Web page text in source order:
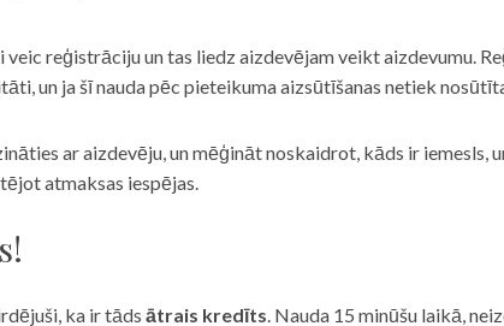
reģistrāciju un tas liedz aizdevējam veikt aizdevumu.
un ja šī nauda pēc pieteikuma aizsūtīšanas netiek
ar aizdevēju, un mēģināt noskaidrot, kāds ir iemesls,
atmaksas iespējas.
ka ir tāds ātrais kredīts. Nauda 15 minūšu laikā,